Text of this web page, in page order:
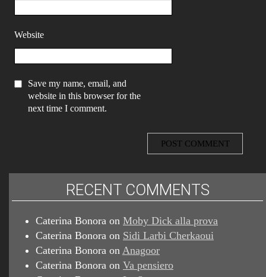
Website
Save my name, email, and
website in this browser for the
next time I comment.
RECENT COMMENTS
Caterina Bonora on Moby Dick alla prova
Caterina Bonora on Sidi Larbi Cherkaoui
Caterina Bonora on Anagoor
Caterina Bonora on Va pensiero